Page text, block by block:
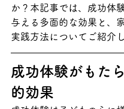
か？本記事では、成功体
与える多面的な効果と、
実践方法についてご紹介
成功体験がもた
的効果